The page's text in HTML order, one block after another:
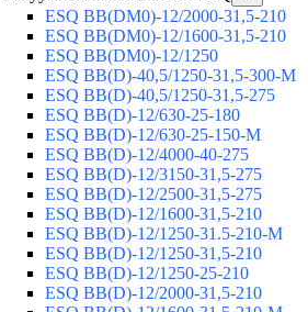
ESQ ВВ(DM0)-12/2000-31,5-210
ESQ ВВ(DM0)-12/1600-31,5-210
ESQ ВВ(DM0)-12/1250
ESQ ВВ(D)-40,5/1250-31,5-300-М
ESQ ВВ(D)-40,5/1250-31,5-275
ESQ ВВ(D)-12/630-25-180
ESQ ВВ(D)-12/630-25-150-М
ESQ ВВ(D)-12/4000-40-275
ESQ ВВ(D)-12/3150-31,5-275
ESQ ВВ(D)-12/2500-31,5-275
ESQ ВВ(D)-12/1600-31,5-210
ESQ ВВ(D)-12/1250-31.5-210-М
ESQ ВВ(D)-12/1250-31,5-210
ESQ ВВ(D)-12/1250-25-210
ESQ BB(D)-12/2000-31,5-210